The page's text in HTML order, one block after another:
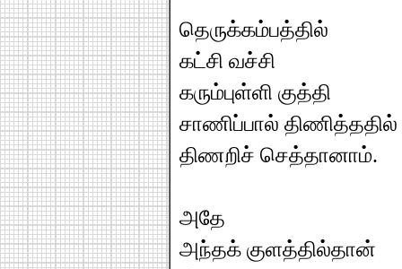
தெருக்கம்பத்தில்
கட்சி வச்சி
கரும்புள்ளி குத்தி
சாணிப்பால் திணித்ததில்
திணறிச் செத்தானாம்.
அதே
அந்தக் குளத்தில்தான்